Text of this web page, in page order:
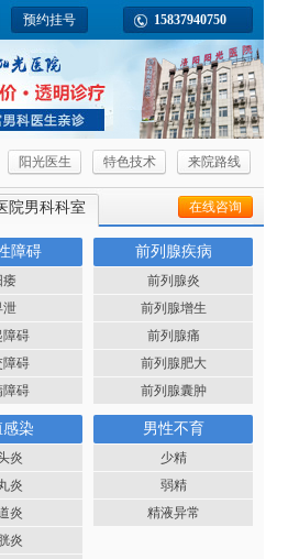
预约挂号 15837940750
阳光医生 特色技术 来院路线
院男科科室 在线咨询
障碍
痿
泄
障碍
障碍
障碍
前列腺疾病
前列腺炎
前列腺增生
前列腺痛
前列腺肥大
前列腺囊肿
染
炎
炎
炎
炎
男性不育
少精
弱精
精液异常